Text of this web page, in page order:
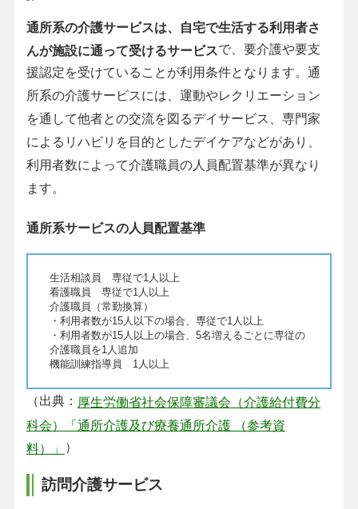
通所系の介護サービスは、自宅で生活する利用者さ
んが施設に通って受けるサービスで、要介護や要支
援認定を受けていることが利用条件となります。通
所系の介護サービスには、運動やレクリエーション
を通して他者との交流を図るデイサービス、専門家
によるリハビリを目的としたデイケアなどがあり、
利用者数によって介護職員の人員配置基準が異なり
ます。
通所系サービスの人員配置基準
生活相談員 専従で1人以上
看護職員 専従で1人以上
介護職員（常勤換算）
・利用者数が15人以下の場合、専従で1人以上
・利用者数が15人以上の場合、5名増えるごとに専従の
介護職員を1人追加
機能訓練指導員 1人以上
（出典： 厚生労働省社会保障審議会（介護給付費分
科会）「通所介護及び療養通所介護 （参考資
料）」
）
訪問介護サービス